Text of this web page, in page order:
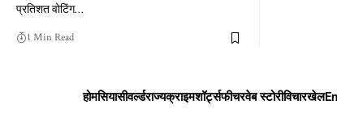
प्रतिशत वोटिंग…
1 Min Read
होमसियासीवर्ल्डराज्यक्राइमशॉर्ट्सफीचरवेब स्टोरीविचारखेल